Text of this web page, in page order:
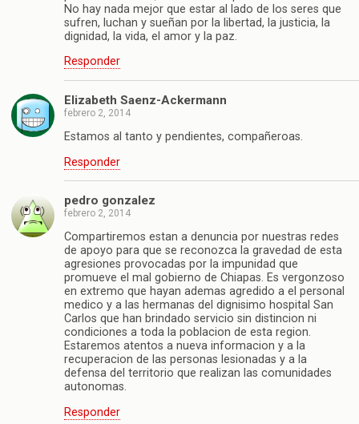
No hay nada mejor que estar al lado de los seres que
sufren, luchan y sueñan por la libertad, la justicia, la
dignidad, la vida, el amor y la paz.
Responder
Elizabeth Saenz-Ackermann
febrero 2, 2014
Estamos al tanto y pendientes, compañeroas.
Responder
pedro gonzalez
febrero 2, 2014
Compartiremos estan a denuncia por nuestras redes
de apoyo para que se reconozca la gravedad de esta
agresiones provocadas por la impunidad que
promueve el mal gobierno de Chiapas. Es vergonzoso
en extremo que hayan ademas agredido a el personal
medico y a las hermanas del dignisimo hospital San
Carlos que han brindado servicio sin distincion ni
condiciones a toda la poblacion de esta region.
Estaremos atentos a nueva informacion y a la
recuperacion de las personas lesionadas y a la
defensa del territorio que realizan las comunidades
autonomas.
Responder